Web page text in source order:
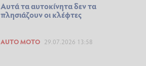
Αυτά τα αυτοκίνητα δεν τα
πλησιάζουν οι κλέφτες
AUTO MOTO 29.07.2026 13:58